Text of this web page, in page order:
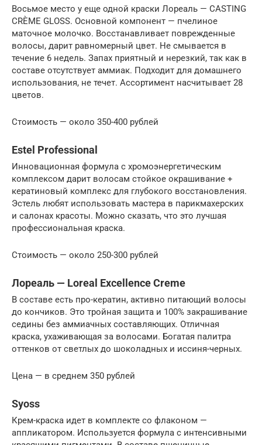
Восьмое место у еще одной краски Лореаль — CASTING
CRÈME GLOSS. Основной компонент — пчелиное
маточное молочко. Восстанавливает поврежденные
волосы, дарит равномерный цвет. Не смывается в
течение 6 недель. Запах приятный и нерезкий, так как в
составе отсутствует аммиак. Подходит для домашнего
использования, не течет. Ассортимент насчитывает 28
цветов.
Стоимость — около 350-400 рублей
Estel Professional
Инновационная формула с хромоэнергетическим
комплексом дарит волосам стойкое окрашивание +
кератиновый комплекс для глубокого восстановления.
Эстель любят использовать мастера в парикмахерских
и салонах красоты. Можно сказать, что это лучшая
профессиональная краска.
Стоимость — около 250-300 рублей
Лореаль — Loreal Excellence Creme
В составе есть про-кератин, активно питающий волосы
до кончиков. Это тройная защита и 100% закрашивание
седины без аммиачных составляющих. Отличная
краска, ухаживающая за волосами. Богатая палитра
оттенков от светлых до шоколадных и иссиня-черных.
Цена — в среднем 350 рублей
Syoss
Крем-краска идет в комплекте со флаконом —
аппликатором. Используется формула с интенсивными